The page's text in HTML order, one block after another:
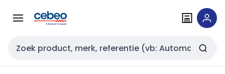
naar
naar
Zoekveld invoer